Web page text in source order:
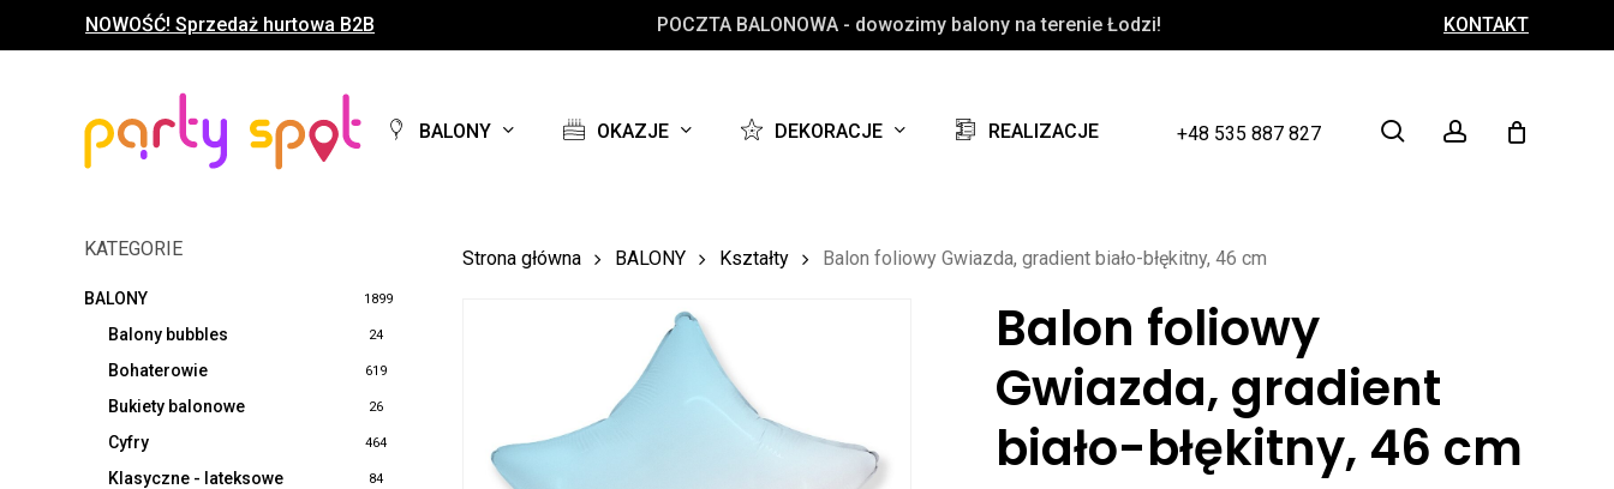
NOWOŚĆ! Sprzedaż hurtowa B2B POCZTA BALONOWA - dowozimy balony na terenie Łodzi! KONTAKT
BALONY OKAZJE DEKORACJE REALIZACJE +48 535 887 827 search account
Koszyk Close
KATEGORIE
BALONY 1899
Balony bubbles 24
Bohaterowie 619
Bukiety balonowe 26
Cyfry 464
Klasyczne - lateksowe 84
Strona główna BALONY Kształty Balon foliowy Gwiazda, gradient biało-błękitny, 46 cm
Balon foliowy
Gwiazda, gradient
biało-błękitny, 46 cm